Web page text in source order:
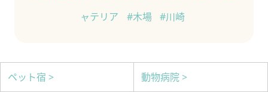
ャテリア
#木場 #川崎
ペット宿 > 動物病院 >